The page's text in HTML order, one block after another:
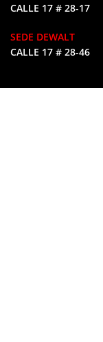
CALLE 17 # 28-17
SEDE DEWALT
CALLE 17 # 28-46